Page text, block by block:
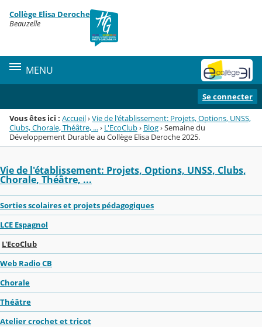
Menu de la rubrique
Contenu
Collège Elisa Deroche
Beauzelle
MENU
Se connecter
Vous êtes ici : Accueil›Vie de l'établissement: Projets, Options, UNSS,
Clubs, Chorale, Théâtre, ...› L'EcoClub› Blog›Semaine du
Développement Durable au Collège Elisa Deroche 2025.
Vie de l'établissement: Projets, Options, UNSS, Clubs,
Chorale, Théâtre, ...
Sorties scolaires et projets pédagogiques
LCE Espagnol
L'EcoClub
Web Radio CB
Chorale
Théâtre
Atelier crochet et tricot